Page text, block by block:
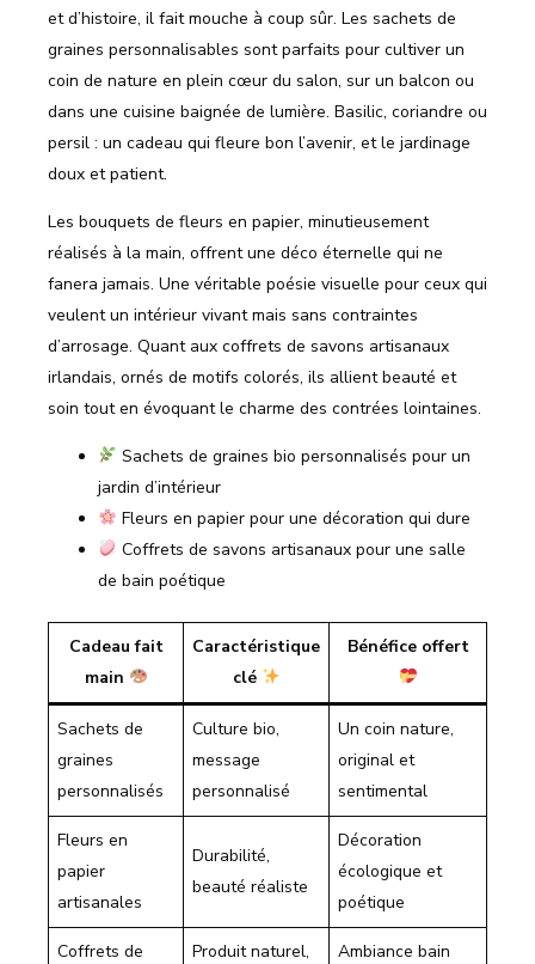
et d’histoire, il fait mouche à coup sûr. Les sachets de
graines personnalisables sont parfaits pour cultiver un
coin de nature en plein cœur du salon, sur un balcon ou
dans une cuisine baignée de lumière. Basilic, coriandre ou
persil : un cadeau qui fleure bon l’avenir, et le jardinage
doux et patient.
Les bouquets de fleurs en papier, minutieusement
réalisés à la main, offrent une déco éternelle qui ne
fanera jamais. Une véritable poésie visuelle pour ceux qui
veulent un intérieur vivant mais sans contraintes
d’arrosage. Quant aux coffrets de savons artisanaux
irlandais, ornés de motifs colorés, ils allient beauté et
soin tout en évoquant le charme des contrées lointaines.
Sachets de graines bio personnalisés pour un
jardin d’intérieur
Fleurs en papier pour une décoration qui dure
Coffrets de savons artisanaux pour une salle
de bain poétique
Cadeau fait
main
Caractéristique
clé
Bénéfice offert
Sachets de
graines
personnalisés
Culture bio,
message
personnalisé
Un coin nature,
original et
sentimental
Fleurs en
papier
artisanales
Durabilité,
beauté réaliste
Décoration
écologique et
poétique
Coffrets de
Produit naturel,
Ambiance bain